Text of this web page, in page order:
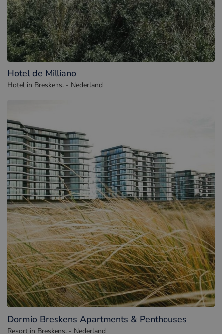
Hotel de Milliano
Hotel in Breskens. - Nederland
Dormio Breskens Apartments & Penthouses
Resort in Breskens. - Nederland